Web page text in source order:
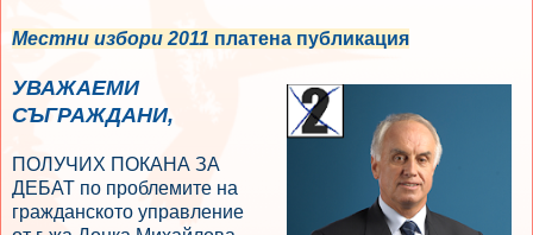
Местни избори 2011 платена публикация
УВАЖАЕМИ
СЪГРАЖДАНИ,
ПОЛУЧИХ ПОКАНА ЗА
ДЕБАТ по проблемите на
гражданското управление